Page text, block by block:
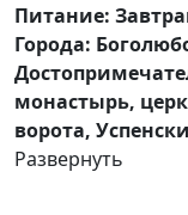
Питание:
Города:
монастырь,
ворота,
Развернуть